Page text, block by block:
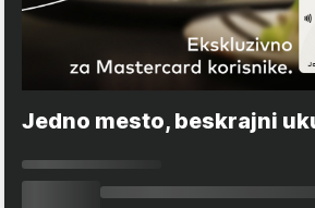
Jedno mesto, beskrajni